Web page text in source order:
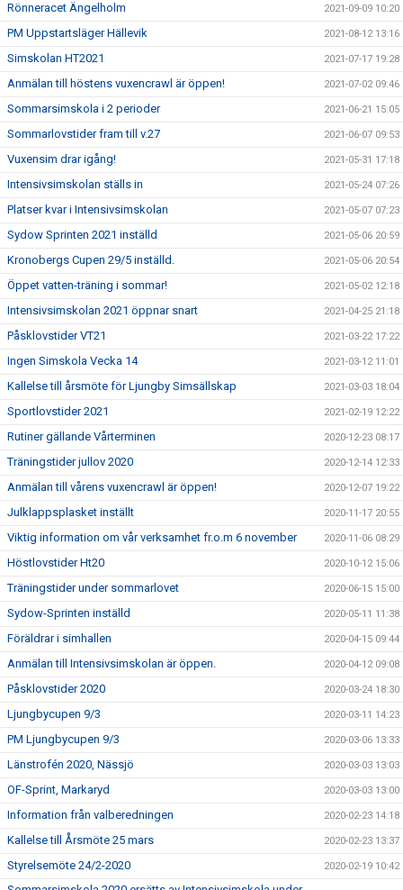
Rönneracet Ängelholm 2021-09-09 10:20
PM Uppstartsläger Hällevik 2021-08-12 13:16
Simskolan HT2021 2021-07-17 19:28
Anmälan till höstens vuxencrawl är öppen! 2021-07-02 09:46
Sommarsimskola i 2 perioder 2021-06-21 15:05
Sommarlovstider fram till v.27 2021-06-07 09:53
Vuxensim drar igång! 2021-05-31 17:18
Intensivsimskolan ställs in 2021-05-24 07:26
Platser kvar i Intensivsimskolan 2021-05-07 07:23
Sydow Sprinten 2021 inställd 2021-05-06 20:59
Kronobergs Cupen 29/5 inställd. 2021-05-06 20:54
Öppet vatten-träning i sommar! 2021-05-02 12:18
Intensivsimskolan 2021 öppnar snart 2021-04-25 21:18
Påsklovstider VT21 2021-03-22 17:22
Ingen Simskola Vecka 14 2021-03-12 11:01
Kallelse till årsmöte för Ljungby Simsällskap 2021-03-03 18:04
Sportlovstider 2021 2021-02-19 12:22
Rutiner gällande Vårterminen 2020-12-23 08:17
Träningstider jullov 2020 2020-12-14 12:33
Anmälan till vårens vuxencrawl är öppen! 2020-12-07 19:22
Julklappsplasket inställt 2020-11-17 20:55
Viktig information om vår verksamhet fr.o.m 6 november 2020-11-06 08:29
Höstlovstider Ht20 2020-10-12 15:06
Träningstider under sommarlovet 2020-06-15 15:00
Sydow-Sprinten inställd 2020-05-11 11:38
Föräldrar i simhallen 2020-04-15 09:44
Anmälan till Intensivsimskolan är öppen. 2020-04-12 09:08
Påsklovstider 2020 2020-03-24 18:30
Ljungbycupen 9/3 2020-03-11 14:23
PM Ljungbycupen 9/3 2020-03-06 13:33
Länstrofén 2020, Nässjö 2020-03-03 13:03
OF-Sprint, Markaryd 2020-03-03 13:00
Information från valberedningen 2020-02-23 14:18
Kallelse till Årsmöte 25 mars 2020-02-23 13:37
Styrelsemöte 24/2-2020 2020-02-19 10:42